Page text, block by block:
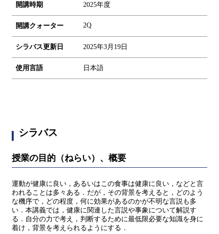
開講時期 2025年度
開講クォーター 2Q
シラバス更新日 2025年3月19日
使用言語 日本語
シラバス
授業の目的（ねらい）、概要
運動が健康に良い，あるいはこの食事は健康に良い，などと言
われることは多々ある．だが，その背景を考えると，どのよう
な機序で，どの程度，何に効果があるのかが不明な言説も多
い．本講義では，健康に関連した言説や事象について解説す
る．自分の力で考え，判断するために最低限必要な知識を身に
着け，背景を考えられるようにする．